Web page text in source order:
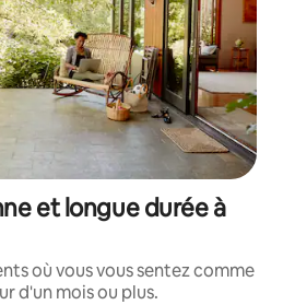
et longue durée à
où vous vous sentez comme
d'un mois ou plus.